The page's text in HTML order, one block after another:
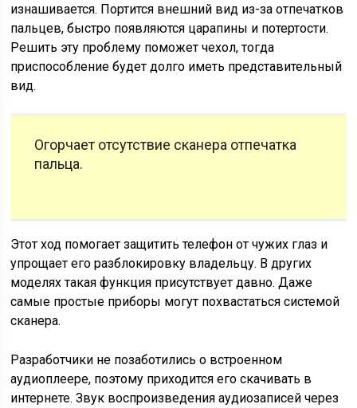
изнашивается. Портится внешний вид из-за отпечатков
пальцев, быстро появляются царапины и потертости.
Решить эту проблему поможет чехол, тогда
приспособление будет долго иметь представительный
вид.
Огорчает отсутствие сканера отпечатка
пальца.
Этот ход помогает защитить телефон от чужих глаз и
упрощает его разблокировку владельцу. В других
моделях такая функция присутствует давно. Даже
самые простые приборы могут похвастаться системой
сканера.
Разработчики не позаботились о встроенном
аудиоплеере, поэтому приходится его скачивать в
интернете. Звук воспроизведения аудиозаписей через